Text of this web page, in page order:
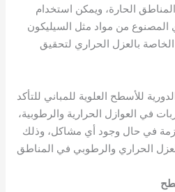
الحارة، ويمكن استخدام
المصنوع من مواد مثل السيليكون
الخاصة بالعزل الحراري لتحقيق
للأسطح العلوية للمباني للتأكد
في العوازل الحرارية والرطوبية،
في حال وجود أي مشاكل، وذلك
الحراري والرطوبي في المناطق